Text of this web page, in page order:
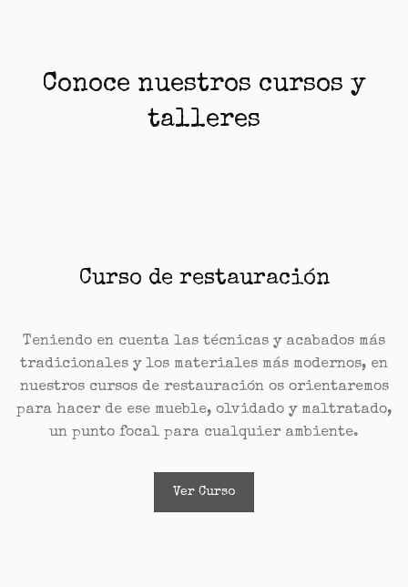
Conoce nuestros cursos y
talleres
Curso de restauración
Teniendo en cuenta las técnicas y acabados más
tradicionales y los materiales más modernos, en
nuestros cursos de restauración os orientaremos
para hacer de ese mueble, olvidado y maltratado,
un punto focal para cualquier ambiente.
Ver Curso